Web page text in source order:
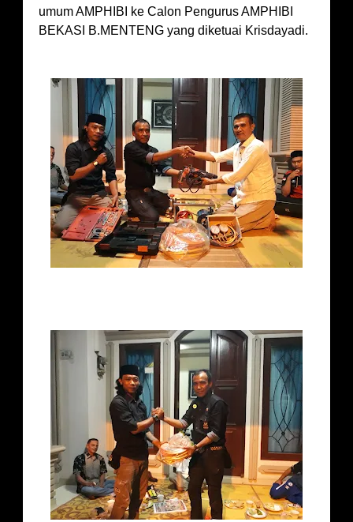
umum AMPHIBI ke Calon Pengurus AMPHIBI
BEKASI B.MENTENG yang diketuai Krisdayadi.